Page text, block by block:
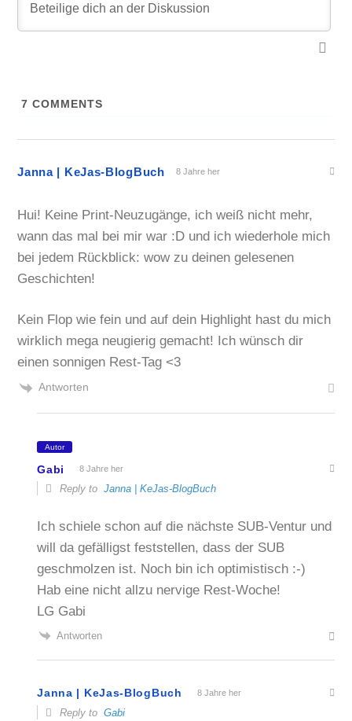
7 COMMENTS
Janna | KeJas-BlogBuch 8 Jahre her
Hui! Keine Print-Neuzugänge, ich weiß nicht mehr,
wann das mal bei mir war :D und ich wiederhole mich
bei jedem Rückblick: wow zu deinen gelesenen
Geschichten!
Kein Flop wie fein und auf dein Highlight hast du mich
wirklich mega neugierig gemacht! Ich wünsch dir
einen sonnigen Rest-Tag <3
Antworten
Autor
Gabi 8 Jahre her
Reply toJanna | KeJas-BlogBuch
Ich schiele schon auf die nächste SUB-Ventur und
will da gefälligst feststellen, dass der SUB
geschmolzen ist. Noch bin ich optimistisch :-)
Hab eine nicht allzu nervige Rest-Woche!
LG Gabi
Antworten
Janna | KeJas-BlogBuch 8 Jahre her
Reply toGabi